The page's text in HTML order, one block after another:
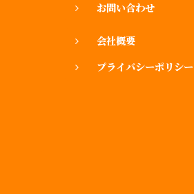
お問い合わせ
会社概要
プライバシーポリシー